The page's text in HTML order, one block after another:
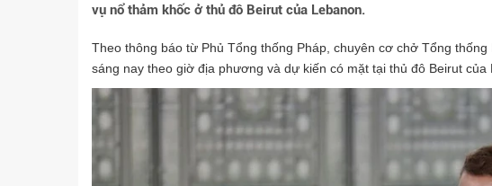
vụ nổ thảm khốc ở thủ đô Beirut của Lebanon.
Theo thông báo từ Phủ Tổng thống Pháp, chuyên cơ chở Tổng
sáng nay theo giờ địa phương và dự kiến có mặt tại thủ đô Beirut